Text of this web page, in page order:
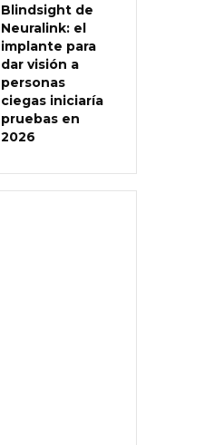
Blindsight de
Neuralink: el
implante para
dar visión a
personas
ciegas iniciaría
pruebas en
2026